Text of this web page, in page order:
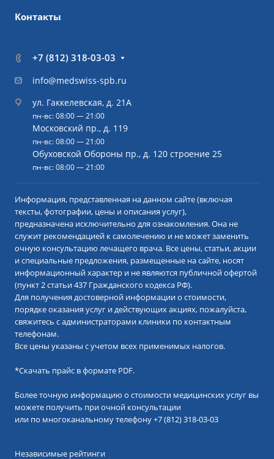
Контакты
+7 (812) 318-03-03
info@medswiss-spb.ru
ул. Гаккелевская, д. 21А
пн-вс: 08:00 — 21:00
Московский пр., д. 119
пн-вс: 08:00 — 21:00
Обуховской Обороны пр., д. 120 строение 25
пн-вс: 08:00 — 21:00
Информация, представленная на данном сайте (включая
тексты, фотографии, цены и описания услуг),
предназначена исключительно для ознакомления. Она не
служит рекомендацией к самолечению и не может заменить
очную консультацию лечащего врача. Все цены, статьи, акции
и специальные предложения, размещенные на сайте, носят
информационный характер и не являются публичной офертой
(пункт 2 статьи 437 Гражданского кодекса РФ).
Для получения достоверной информации о стоимости,
порядке оказания услуг и действующих акциях, пожалуйста,
свяжитесь с администраторами клиники по контактным
телефонам.
Все цены указаны с учетом всех применимых налогов.
*Скачать прайс в формате PDF.
Более точную информацию о стоимости медицинских услуг вы
можете получить при очной консультации
или по многоканальному телефону+7 (812) 318-03-03
Независимые рейтинги